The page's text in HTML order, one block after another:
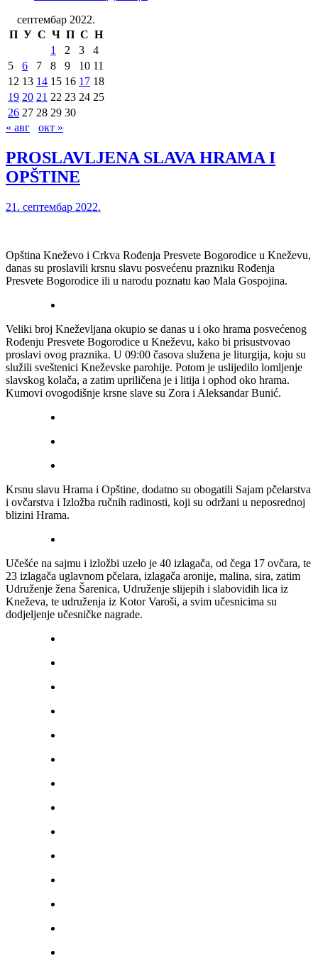
септембар 2022.
П У С Ч П С Н
1
2 3
4
5
6 7 8 9 10 11
12 13 14 15 16 17 18
19 20 21 22 23 24 25
26 27 28 29 30
« авг
окт »
PROSLAVLJENA SLAVA HRAMA I
OPŠTINE
21. септембар 2022.
Opština Kneževo i Crkva Rođenja Presvete Bogorodice u Kneževu,
danas su proslavili krsnu slavu posvećenu prazniku Rođenja
Presvete Bogorodice ili u narodu poznatu kao Mala Gospojina.
Veliki broj Kneževljana okupio se danas u i oko hrama posvećenog
Rođenju Presvete Bogorodice u Kneževu, kako bi prisustvovao
proslavi ovog praznika. U 09:00 časova služena je liturgija, koju su
služili sveštenici Kneževske parohije. Potom je uslijedilo lomljenje
slavskog kolača, a zatim upriličena je i litija i ophod oko hrama.
Kumovi ovogodišnje krsne slave su Zora i Aleksandar Bunić.
Krsnu slavu Hrama i Opštine, dodatno su obogatili Sajam pčelarstva
i ovčarstva i Izložba ručnih radinosti, koji su održani u neposrednoj
blizini Hrama.
Učešće na sajmu i izložbi uzelo je 40 izlagača, od čega 17 ovčara, te
23 izlagača uglavnom pčelara, izlagača aronije, malina, sira, zatim
Udruženje žena Šarenica, Udruženje slijepih i slabovidih lica iz
Kneževa, te udruženja iz Kotor Varoši, a svim učesnicima su
dodjeljenje učesničke nagrade.